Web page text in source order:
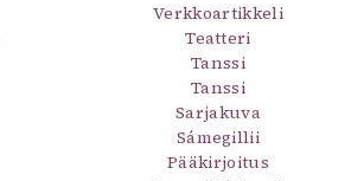
Verkkoartikkeli
Teatteri
Tanssi
Tanssi
Sarjakuva
Sámegillii
Pääkirjoitus